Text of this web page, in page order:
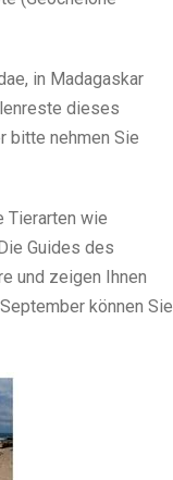
in Madagaskar
dieses
bitte nehmen Sie
Tierarten wie
Guides des
und zeigen Ihnen
können Sie